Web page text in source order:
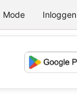
Mode Inloggen